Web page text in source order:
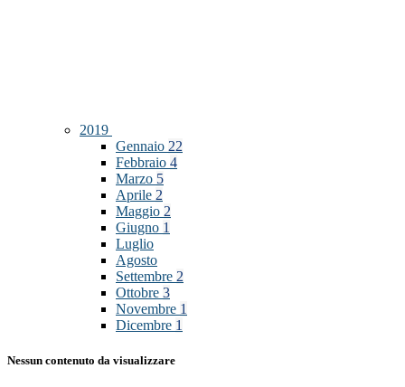
2019
Gennaio 22
Febbraio 4
Marzo 5
Aprile 2
Maggio 2
Giugno 1
Luglio
Agosto
Settembre 2
Ottobre 3
Novembre 1
Dicembre 1
Nessun contenuto da visualizzare